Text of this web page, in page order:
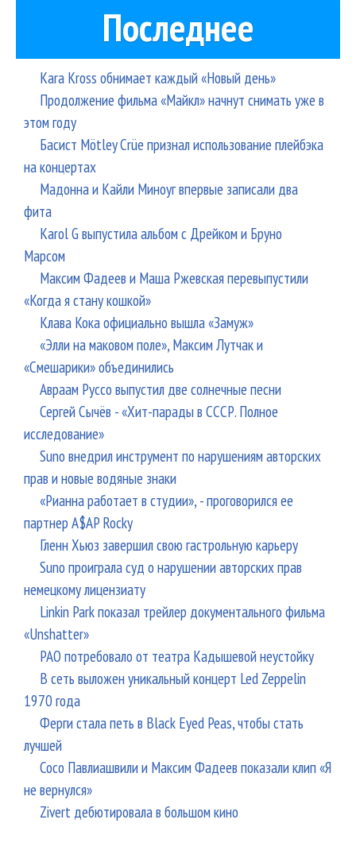
Последнее
Kara Kross обнимает каждый «Новый день»
Продолжение фильма «Майкл» начнут снимать уже в
этом году
Басист Mötley Crüe признал использование плейбэка
на концертах
Мадонна и Кайли Миноуг впервые записали два
фита
Karol G выпустила альбом с Дрейком и Бруно
Марсом
Максим Фадеев и Маша Ржевская перевыпустили
«Когда я стану кошкой»
Клава Кока официально вышла «Замуж»
«Элли на маковом поле», Максим Лутчак и
«Смешарики» объединились
Авраам Руссо выпустил две солнечные песни
Сергей Сычёв - «Хит-парады в СССР. Полное
исследование»
Suno внедрил инструмент по нарушениям авторских
прав и новые водяные знаки
«Рианна работает в студии», - проговорился ее
партнер A$AP Rocky
Гленн Хьюз завершил свою гастрольную карьеру
Suno проиграла суд о нарушении авторских прав
немецкому лицензиату
Linkin Park показал трейлер документального фильма
«Unshatter»
РАО потребовало от театра Кадышевой неустойку
В сеть выложен уникальный концерт Led Zeppelin
1970 года
Ферги стала петь в Black Eyed Peas, чтобы стать
лучшей
Сосо Павлиашвили и Максим Фадеев показали клип «Я
не вернулся»
Zivert дебютировала в большом кино